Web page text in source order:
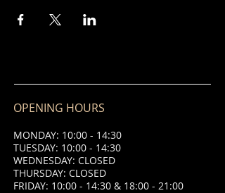
OPENING HOURS
MONDAY: 10:00 - 14:30
TUESDAY: 10:00 - 14:30
WEDNESDAY: CLOSED
THURSDAY: CLOSED
FRIDAY: 10:00 - 14:30 & 18:00 - 21:00